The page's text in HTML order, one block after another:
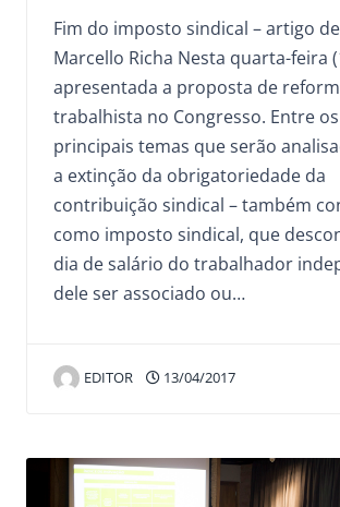
Fim do imposto sindical – artigo de
Marcello Richa Nesta quarta-feira
apresentada a proposta de
trabalhista no Congresso. Entre os
principais temas que serão
a extinção da obrigatoriedade da
contribuição sindical – também
como imposto sindical, que
dia de salário do trabalhador
dele ser associado ou…
EDITOR 13/04/2017